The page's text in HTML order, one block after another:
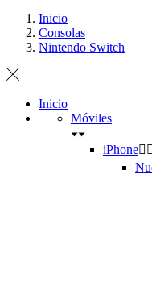
Inicio
Consolas
Nintendo Switch
Inicio
Móviles
iPhone 